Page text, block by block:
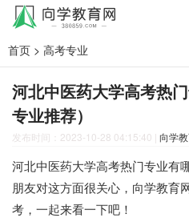
首页 > 高考专业
河北中医药大学高考热
专业推荐）
发布时间：2023-10-28 04:15:40 | 向学
河北中医药大学高考热门专业有
朋友对这方面很关心，向学教育
考，一起来看一下吧！